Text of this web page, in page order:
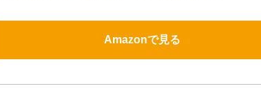
Amazonで見る